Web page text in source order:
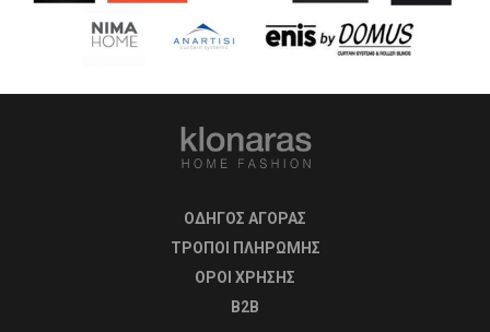
ΟΔΗΓΟΣ ΑΓΟΡΑΣ
ΤΡΟΠΟΙ ΠΛΗΡΩΜΗΣ
OΡΟΙ ΧΡΗΣΗΣ
B2B